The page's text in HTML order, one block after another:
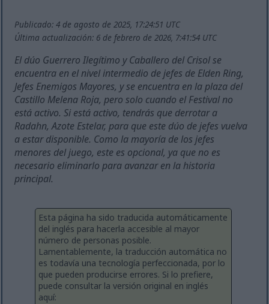
Publicado: 4 de agosto de 2025, 17:24:51 UTC
Última actualización: 6 de febrero de 2026, 7:41:54 UTC
El dúo Guerrero Ilegítimo y Caballero del Crisol se
encuentra en el nivel intermedio de jefes de Elden Ring,
Jefes Enemigos Mayores, y se encuentra en la plaza del
Castillo Melena Roja, pero solo cuando el Festival no
está activo. Si está activo, tendrás que derrotar a
Radahn, Azote Estelar, para que este dúo de jefes vuelva
a estar disponible. Como la mayoría de los jefes
menores del juego, este es opcional, ya que no es
necesario eliminarlo para avanzar en la historia
principal.
Esta página ha sido traducida automáticamente
del inglés para hacerla accesible al mayor
número de personas posible.
Lamentablemente, la traducción automática no
es todavía una tecnología perfeccionada, por lo
que pueden producirse errores. Si lo prefiere,
puede consultar la versión original en inglés
aquí: